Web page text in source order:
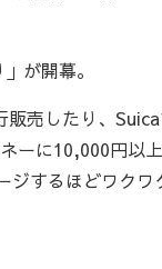
が開幕。
売したり、
ーに10,000円以
するほどワクワ